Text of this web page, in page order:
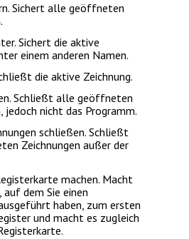
. Sichert alle geöffneten
. Sichert die aktive
einem anderen Namen.
die aktive Zeichnung.
. Schließt alle geöffneten
jedoch nicht das Programm.
schließen. Schließt
Zeichnungen außer der
machen. Macht
auf dem Sie einen
haben, zum ersten
und macht es zugleich